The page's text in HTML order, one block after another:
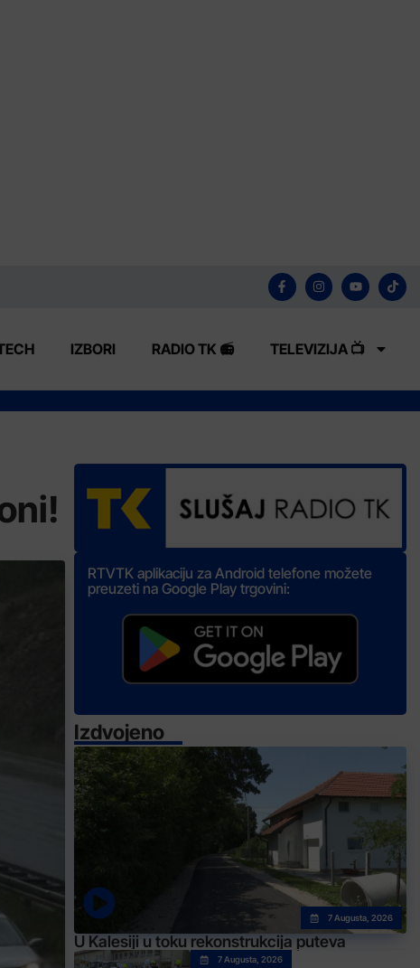
IZBORI RADIO TK 📻 TELEVIZIJA 📺
RTVTK aplikaciju za Android telefone možete
preuzeti na Google Play trgovini:
Izdvojeno
7 Augusta, 2026
U Kalesiji u toku rekonstrukcija puteva
7 Augusta, 2026